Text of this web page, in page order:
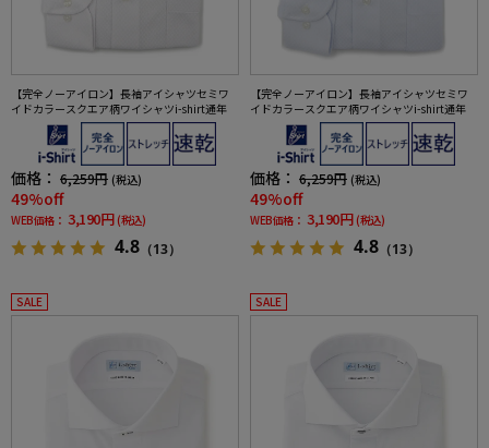
【完全ノーアイロン】長袖アイシャツセミワ
イドカラースクエア柄ワイシャツi-shirt通年
価格： 6,259円 (税込)
49%off
WEB価格： 3,190円 (税込)
4.8 （13）
【完全ノーアイロン】長袖アイシャツセミワ
イドカラースクエア柄ワイシャツi-shirt通年
価格： 6,259円 (税込)
49%off
WEB価格： 3,190円 (税込)
4.8 （13）
SALE SALE